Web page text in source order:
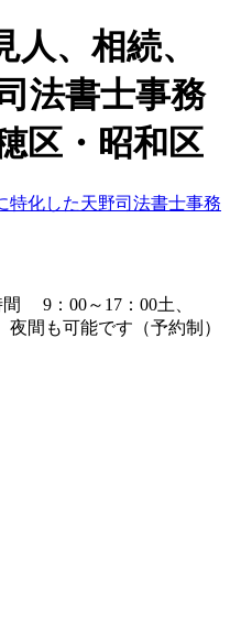
、相続、
法書士事務
区・昭和区